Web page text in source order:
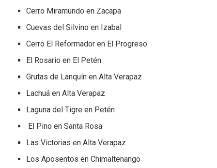
Cerro Miramundo en Zacapa
Cuevas del Silvino en Izabal
Cerro El Reformador en El Progreso
El Rosario en El Petén
Grutas de Lanquín en Alta Verapaz
Lachuá en Alta Verapaz
Laguna del Tigre en Petén
El Pino en Santa Rosa
Las Victorias en Alta Verapaz
Los Aposentos en Chimaltenango